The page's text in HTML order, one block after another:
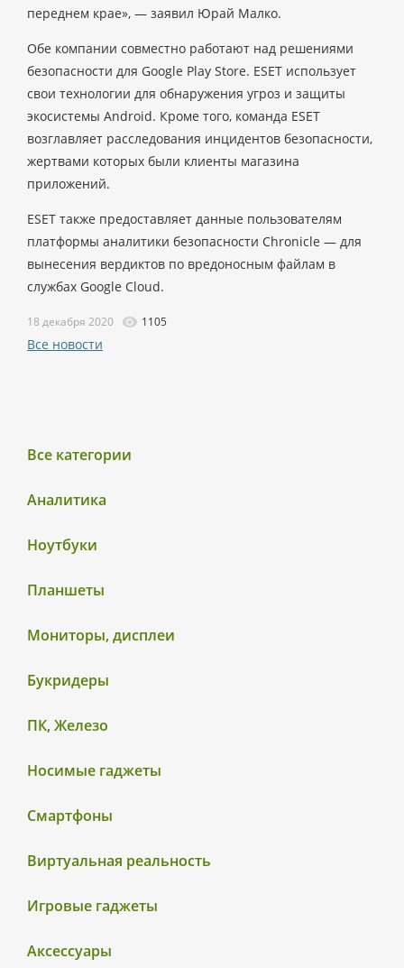
Все категории
Аналитика
Ноутбуки
Планшеты
Мониторы, дисплеи
Букридеры
ПК, Железо
Носимые гаджеты
Смартфоны
Виртуальная реальность
Игровые гаджеты
Аксессуары
переднем крае», — заявил Юрай Малко.
Обе компании совместно работают над решениями
безопасности для Google Play Store. ESET использует
свои технологии для обнаружения угроз и защиты
экосистемы Android. Кроме того, команда ESET
возглавляет расследования инцидентов безопасности,
жертвами которых были клиенты магазина
приложений.
ESET также предоставляет данные пользователям
платформы аналитики безопасности Chronicle — для
вынесения вердиктов по вредоносным файлам в
службах Google Cloud.
18 декабря 2020 1105
Все новости